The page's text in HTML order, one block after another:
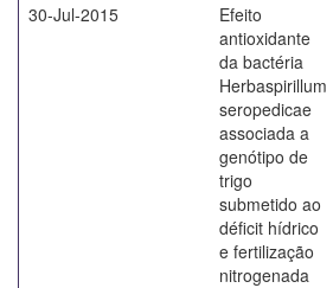
30-Jul-2015
Efeito
antioxidante
da bactéria
Herbaspirillum
seropedicae
associada a
genótipo de
trigo
submetido ao
déficit hídrico
e fertilização
nitrogenada